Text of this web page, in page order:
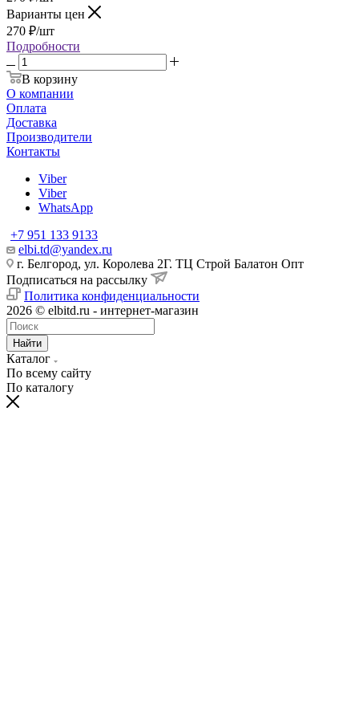
Варианты цен
270 ₽/шт
Подробности
В корзину
О компании
Оплата
Доставка
Производители
Контакты
Viber
Viber
WhatsApp
+7 951 133 9133
elbi.td@yandex.ru
г. Белгород, ул. Королева 2Г. ТЦ Строй Балатон Опт
Подписаться на рассылку
Политика конфиденциальности
2026 © elbitd.ru - интернет-магазин
Найти
Каталог
По всему сайту
По каталогу